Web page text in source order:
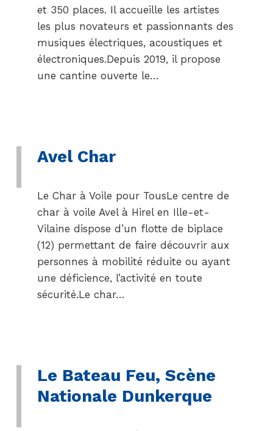
et 350 places. Il accueille les artistes
les plus novateurs et passionnants des
musiques électriques, acoustiques et
électroniques.Depuis 2019, il propose
une cantine ouverte le…
Avel Char
Le Char à Voile pour TousLe centre de
char à voile Avel à Hirel en Ille-et-
Vilaine dispose d’un flotte de biplace
(12) permettant de faire découvrir aux
personnes à mobilité réduite ou ayant
une déficience, l’activité en toute
sécurité.Le char…
Le Bateau Feu, Scène
Nationale Dunkerque